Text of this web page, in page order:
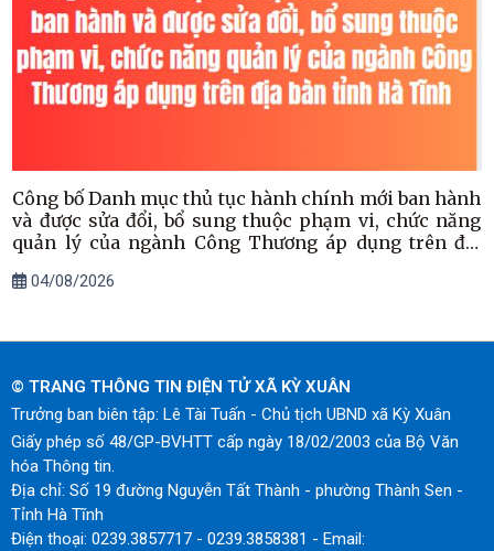
Công bố Danh mục thủ tục hành chính mới ban hành
và được sửa đổi, bổ sung thuộc phạm vi, chức năng
quản lý của ngành Công Thương áp dụng trên địa
04/08/2026
© TRANG THÔNG TIN ĐIỆN TỬ XÃ KỲ XUÂN
Trưởng ban biên tập: Lê Tài Tuấn - Chủ tịch UBND xã Kỳ Xuân
Giấy phép số 48/GP-BVHTT cấp ngày 18/02/2003 của Bộ Văn
hóa Thông tin.
Địa chỉ: Số 19 đường Nguyễn Tất Thành - phường Thành Sen -
Tỉnh Hà Tĩnh
Điện thoại: 0239.3857717 - 0239.3858381 - Email: